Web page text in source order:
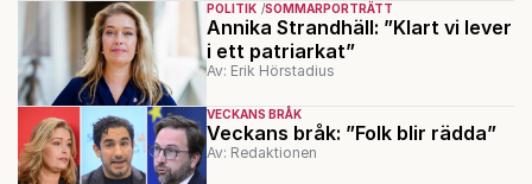
POLITIK SOMMARPORTRÄTT
Annika Strandhäll: ”Klart vi lever
i ett patriarkat”
Av: Erik Hörstadius
VECKANS BRÅK
Veckans bråk: ”Folk blir rädda”
Av: Redaktionen